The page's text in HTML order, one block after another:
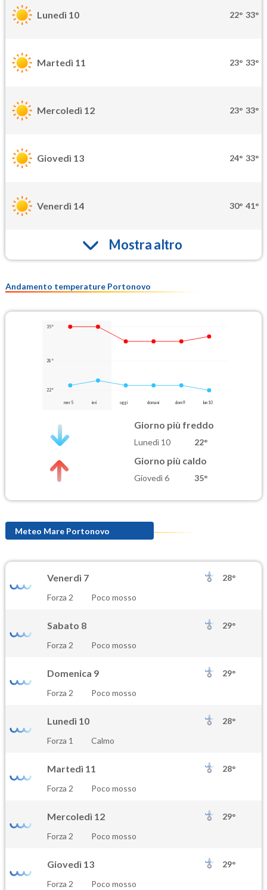
Lunedì 10 22° 33°
Martedì 11 23° 33°
Mercoledì 12 23° 33°
Giovedì 13 24° 33°
Venerdì 14 30° 41°
Mostra altro
Andamento temperature Portonovo
35°
28°
22°
mer 5 ieri oggi domani dom 9 lun 10
Giorno più freddo
Lunedì 10 22°
Giorno più caldo
Giovedì 6 35°
Meteo Mare Portonovo
Venerdì 7
28°
Forza 2
Poco mosso
Sabato 8
29°
Forza 2
Poco mosso
Domenica 9
29°
Forza 2
Poco mosso
Lunedì 10
28°
Forza 1
Calmo
Martedì 11
28°
Forza 2
Poco mosso
Mercoledì 12
29°
Forza 2
Poco mosso
Giovedì 13
29°
Forza 2
Poco mosso